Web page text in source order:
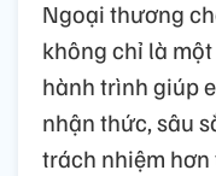
Ngoại thương
không chỉ là
hành trình giúp
nhận thức, sâu
trách nhiệm